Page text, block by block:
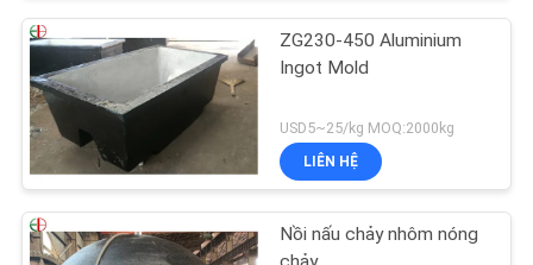
ZG230-450 Aluminium
Ingot Mold
USD5~25/kg MOQ:2000kg
LIÊN HỆ
Nồi nấu chảy nhôm nóng